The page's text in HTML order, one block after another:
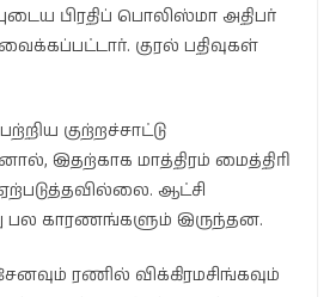
பிரதிப் பொலிஸ்மா அதிபர்
குரல் பதிவுகள்
குற்றச்சாட்டு
இதற்காக மாத்திரம் மைத்திரி
ஆட்சி
பல காரணங்களும் இருந்தன.
ரணில் விக்கிரமசிங்கவும்